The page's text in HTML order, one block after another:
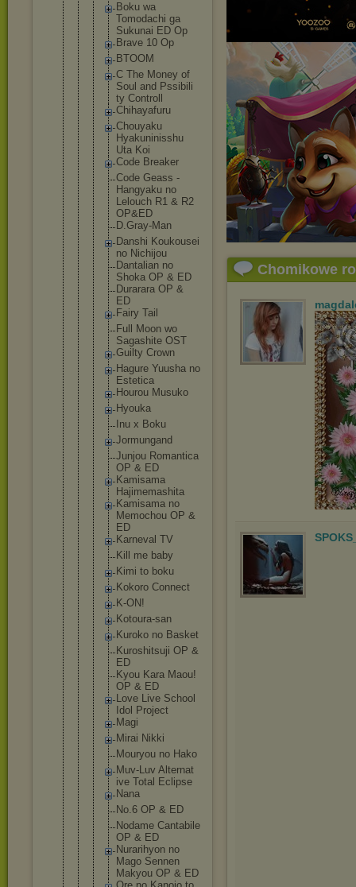
Boku wa
Tomodachi ga
Sukunai ED Op
Brave 10 Op
BTOOM
C The Money of
Soul and Pssibili
ty Controll
Chihayafuru
Chouyaku
Hyakuninisshu
Uta Koi
Code Breaker
Code Geass -
Hangyaku no
Lelouch R1 & R2
OP&ED
D.Gray-Man
Danshi Koukousei
no Nichijou
Dantalian no
Shoka OP & ED
Durarara OP &
ED
Fairy Tail
Full Moon wo
Sagashite OST
Guilty Crown
Hagure Yuusha no
Estetica
Hourou Musuko
Hyouka
Inu x Boku
Jormungand
Junjou Romantica
OP & ED
Kamisama
Hajimemashita
Kamisama no
Memochou OP &
ED
Karneval TV
Kill me baby
Kimi to boku
Kokoro Connect
K-ON!
Kotoura-san
Kuroko no Basket
Kuroshitsuji OP &
ED
Kyou Kara Maou!
OP & ED
Love Live School
Idol Project
Magi
Mirai Nikki
Mouryou no Hako
Muv-Luv Alternat
ive Total Eclipse
Nana
No.6 OP & ED
Nodame Cantabil e
OP & ED
Nurarihyon no
Mago Sennen
Makyou OP & ED
Chomikowe